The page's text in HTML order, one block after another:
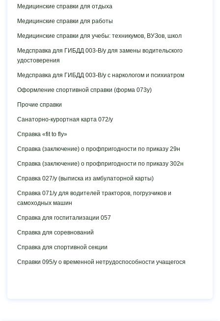
Медицинские справки для отдыха
Медицинские справки для работы
Медицинские справки для учебы: техникумов, ВУЗов, школ
Медсправка для ГИБДД 003-В/у для замены водительского
удостоверения
Медсправка для ГИБДД 003-В/у с наркологом и психиатром
Оформление спортивной справки (форма 073у)
Прочие справки
Санаторно-курортная карта 072/у
Справка «fit to fly»
Справка (заключение) о профпригодности по приказу 29н
Справка (заключение) о профпригодности по приказу 302н
Справка 027/у (выписка из амбулаторной карты)
Справка 071/у для водителей тракторов, погрузчиков и
самоходных машин
Справка для госпитализации 057
Справка для соревнований
Справка для спортивной секции
Справки 095/у о временной нетрудоспособности учащегося